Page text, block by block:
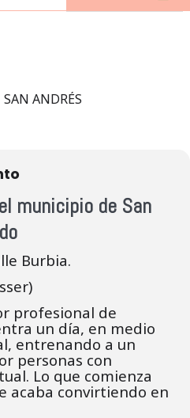
ANDRÉS
municipio de San
Burbia.
profesional de
un día, en medio
entrenando a un
personas con
Lo que comienza
acaba convirtiendo en